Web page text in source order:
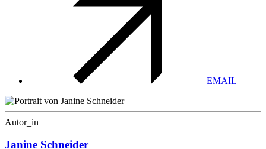
EMAIL
Autor_in
Janine Schneider